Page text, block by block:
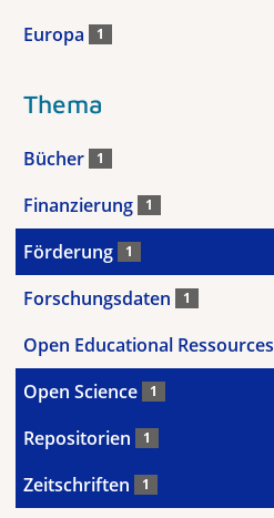
Europa 1
Thema
Bücher 1
Finanzierung 1
Förderung 1
Forschungsdaten 1
Open Educational Ressources
Open Science 1
Repositorien 1
Zeitschriften 1